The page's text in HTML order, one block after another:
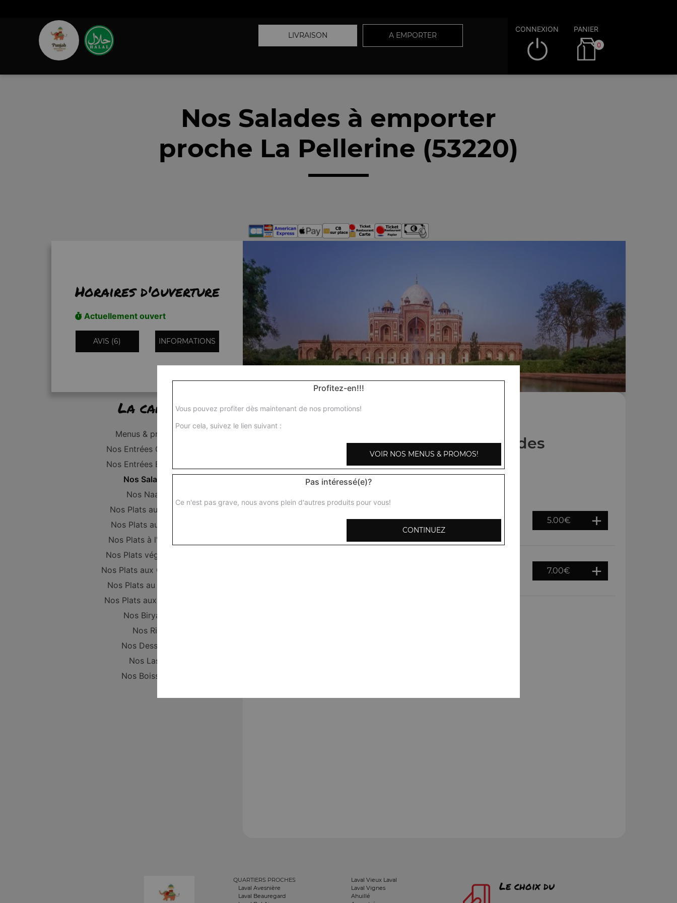
LIVRAISON A EMPORTER
CONNEXION PANIER
0
Nos Salades à emporter
proche La Pellerine (53220)
Horaires d'ouverture
Actuellement ouvert
AVIS (6) INFORMATIONS
La carte
Menus & promos
Nos Entrées Grillades
Nos Entrées Beignets
Nos Salades
Nos Naans
Nos Plats au Poulet
Nos Plats au Boeuf
Nos Plats à l'Agneau
Nos Plats végétariens
Nos Plats aux Crevettes
Nos Plats au Poisson
Nos Plats aux Gambas
Nos Biryanis
Nos Riz
Nos Desserts
Nos Lassi
Nos Boissons
Nos Salades
Raïta légumes
Yaourt au concombre émincé, petits cubes tomates, pommes de terre, cumin,
5.00€
7.00€
QUARTIERS PROCHES
Laval Avesnière
Laval Beauregard
Laval Vieux Laval
Laval Vignes
Ahuillé
Le choix du
Profitez-en!!!
Vous pouvez profiter dès maintenant de nos promotions!
Pour cela, suivez le lien suivant :
VOIR NOS MENUS & PROMOS!
Pas intéressé(e)?
Ce n'est pas grave, nous avons plein d'autres produits pour vous!
CONTINUEZ